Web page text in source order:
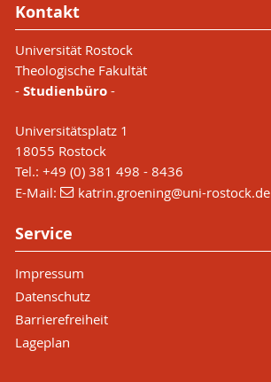
Kontakt
Universität Rostock
Theologische Fakultät
- Studienbüro -
Universitätsplatz 1
18055 Rostock
Tel.: +49 (0) 381 498 - 8436
E-Mail:
katrin.groening@uni-rostock.de
Service
Impressum
Datenschutz
Barrierefreiheit
Lageplan